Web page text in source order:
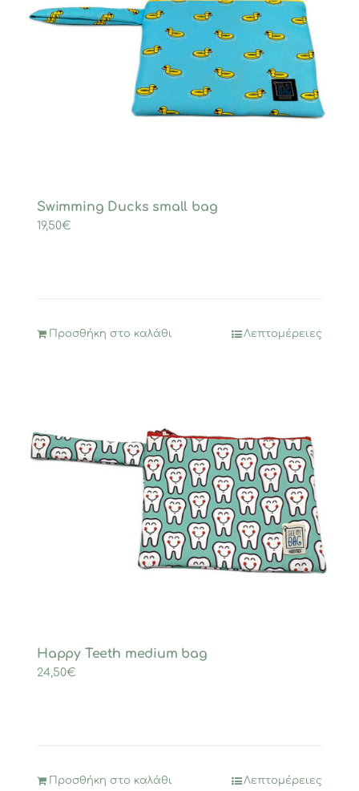
Swimming Ducks small bag
19,50€
Προσθήκη στο καλάθι Λεπτομέρειες
Happy Teeth medium bag
24,50€
Προσθήκη στο καλάθι Λεπτομέρειες